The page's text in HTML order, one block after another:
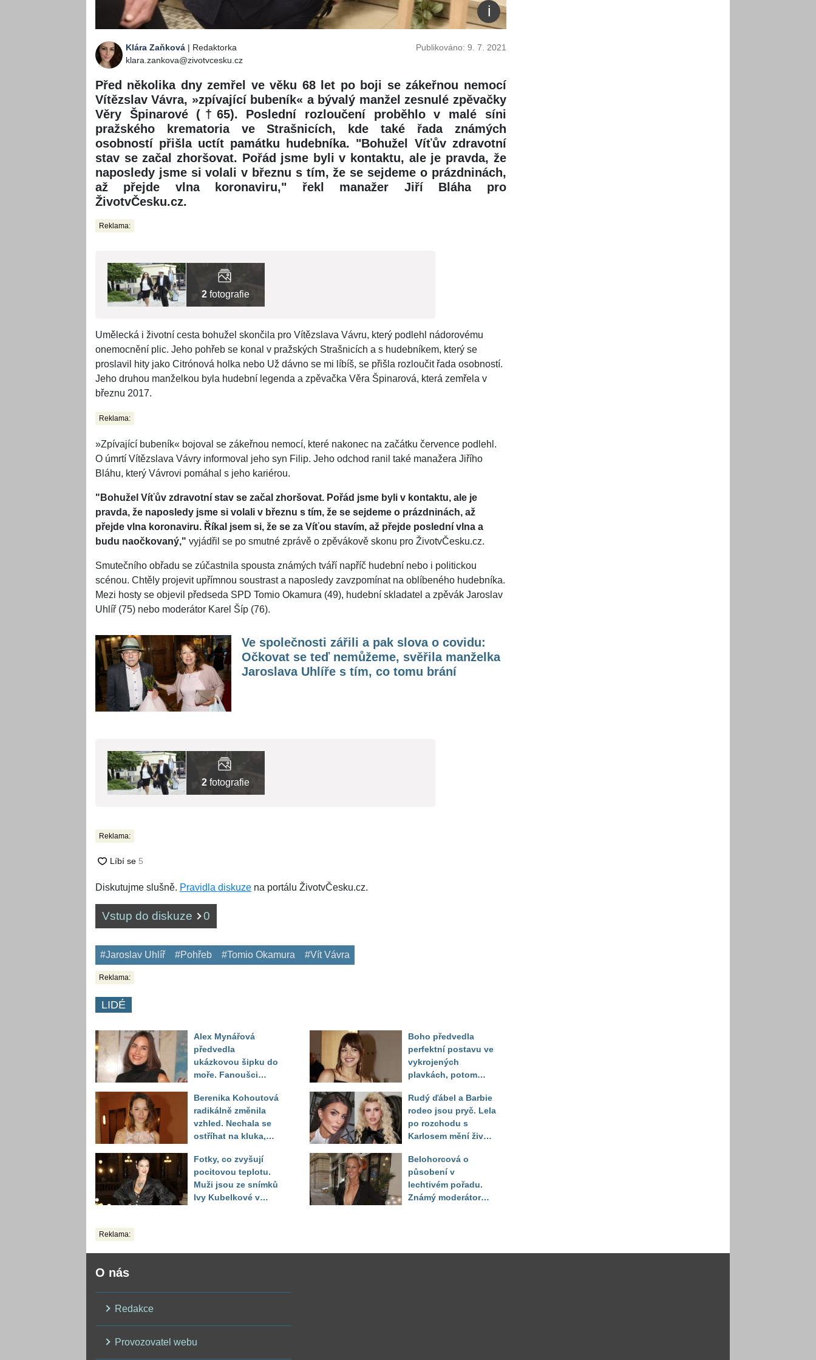
Klára Zaňková | Redaktorka
klara.zankova@zivotvcesku.cz
Publikováno: 9. 7. 2021
Před několika dny zemřel ve věku 68 let po boji se zákeřnou nemocí
Vítězslav Vávra, »zpívající bubeník« a bývalý manžel zesnulé zpěvačky
Věry Špinarové (†65). Poslední rozloučení proběhlo v malé síni
pražského krematoria ve Strašnicích, kde také řada známých
osobností přišla uctít památku hudebníka. "Bohužel Víťův zdravotní
stav se začal zhoršovat. Pořád jsme byli v kontaktu, ale je pravda, že
naposledy jsme si volali v březnu s tím, že se sejdeme o prázdninách,
až přejde vlna koronaviru," řekl manažer Jiří Bláha pro
ŽivotvČesku.cz.
Reklama:
2 fotografie
Umělecká i životní cesta bohužel skončila pro Vítězslava Vávru, který podlehl nádorovému
onemocnění plic. Jeho pohřeb se konal v pražských Strašnicích a s hudebníkem, který se
proslavil hity jako Citrónová holka nebo Už dávno se mi líbíš, se přišla rozloučit řada osobností.
Jeho druhou manželkou byla hudební legenda a zpěvačka Věra Špinarová, která zemřela v
březnu 2017.
Reklama:
»Zpívající bubeník« bojoval se zákeřnou nemocí, které nakonec na začátku července podlehl.
O úmrtí Vítězslava Vávry informoval jeho syn Filip. Jeho odchod ranil také manažera Jiřího
Bláhu, který Vávrovi pomáhal s jeho kariérou.
"Bohužel Víťův zdravotní stav se začal zhoršovat. Pořád jsme byli v kontaktu, ale je
pravda, že naposledy jsme si volali v březnu s tím, že se sejdeme o prázdninách, až
přejde vlna koronaviru. Říkal jsem si, že se za Víťou stavím, až přejde poslední vlna a
budu naočkovaný," vyjádřil se po smutné zprávě o zpěvákově skonu pro ŽivotvČesku.cz.
Smutečního obřadu se zúčastnila spousta známých tváří napříč hudební nebo i politickou
scénou. Chtěly projevit upřímnou soustrast a naposledy zavzpomínat na oblíbeného hudebníka.
Mezi hosty se objevil předseda SPD Tomio Okamura (49), hudební skladatel a zpěvák Jaroslav
Uhlíř (75) nebo moderátor Karel Šíp (76).
Ve společnosti zářili a pak slova o covidu:
Očkovat se teď nemůžeme, svěřila manželka
Jaroslava Uhlíře s tím, co tomu brání
2 fotografie
Reklama:
Diskutujme slušně. Pravidla diskuze na portálu ŽivotvČesku.cz.
Vstup do diskuze 0
#Jaroslav Uhlíř #Pohřeb #Tomio Okamura #Vít Vávra
Reklama:
LIDÉ
Alex Mynářová
předvedla
ukázkovou šipku do
moře. Fanoušci
toho vypadá
Berenika Kohoutová
radikálně změnila
vzhled. Nechala se
ostříhat na kluka,
překvapily
Fotky, co zvyšují
pocitovou teplotu.
Muži jsou ze snímků
Ivy Kubelkové v
Boho předvedla
perfektní postavu ve
vykrojených
plavkách, potom
těla
Rudý ďábel a Barbie
rodeo jsou pryč. Lela
po rozchodu s
Karlosem mění život i
Sandeva
Belohorcová o
působení v
lechtivém pořadu.
Známý moderátor
Reklama:
O nás
Redakce
Provozovatel webu